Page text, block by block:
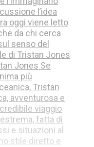
l’idea
oggi viene letto
da chi cerca
senso del
di Tristan Jones
Jones Se
più
Tristan
avventurosa e
viaggio
fatta di
e situazioni al
stile diretto e